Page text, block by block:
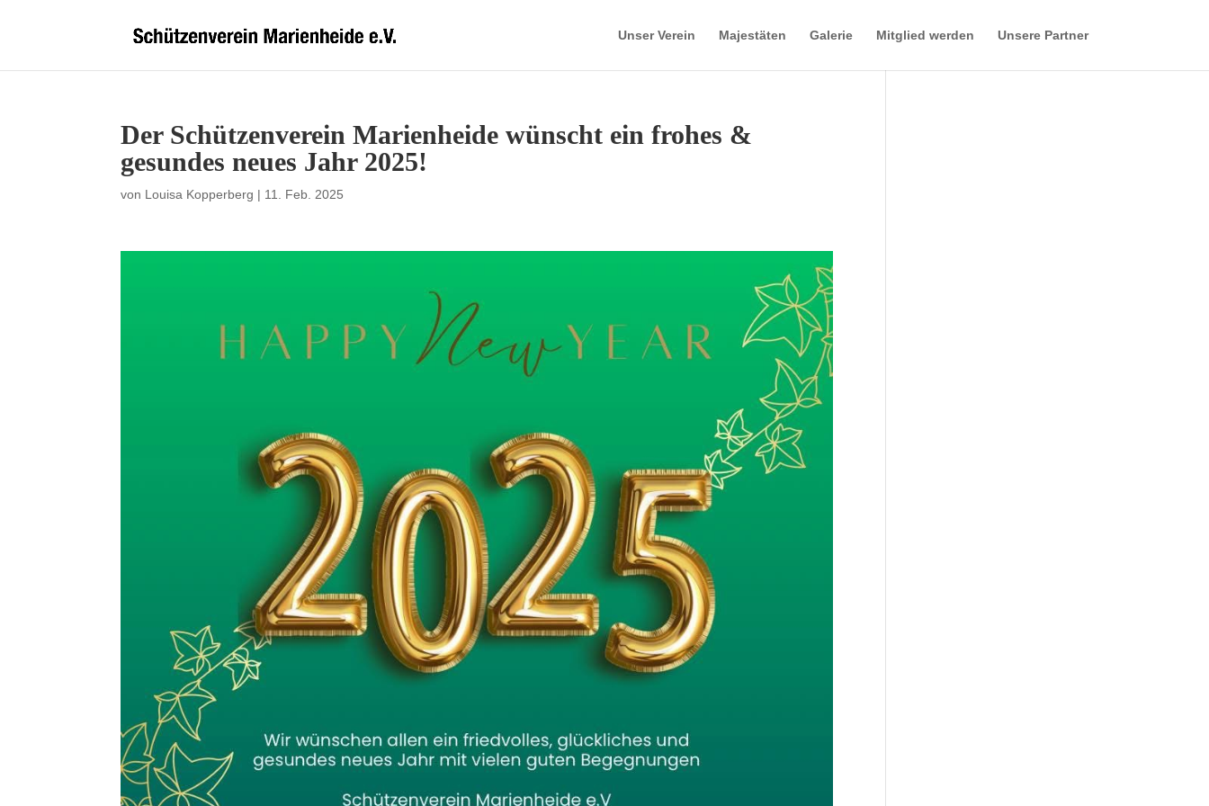
Unser Verein Majestäten Galerie Mitglied werden Unsere Partner
Der Schützenverein Marienheide wünscht ein frohes &
gesundes neues Jahr 2025!
von Louisa Kopperberg | 11. Feb. 2025